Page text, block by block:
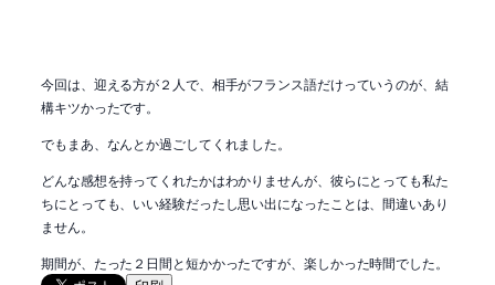
今回は、迎える方が２人で、相手がフランス語だけっていうのが、結
構キツかったです。
でもまあ、なんとか過ごしてくれました。
どんな感想を持ってくれたかはわかりませんが、彼らにとっても私た
ちにとっても、いい経験だったし思い出になったことは、間違いあり
ません。
期間が、たった２日間と短かかったですが、楽しかった時間でした。